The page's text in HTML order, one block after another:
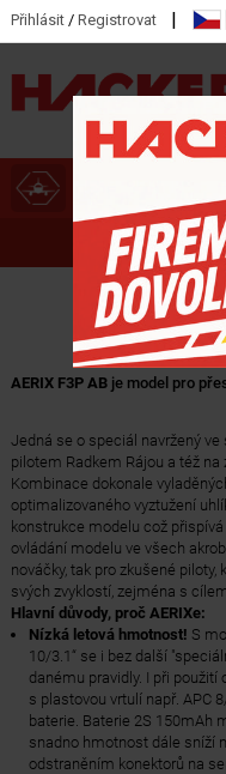
Přihlásit / Registrovat |
AERIX F3P ABje model pro
Jedná se o speciál navržený
pilotem Radkem Rájou a též
Kombinace dokonale
optimalizovaného vyztužení
konstrukce modelu což
ovládání modelu ve všech
nováčky, tak pro zkušené
svých zvyklostí, zejména s
Hlavní důvody, proč AERIXe:
Nízká letová hmotnost! S
10/3.1“ se i bez další
danému pravidly. I při
s plastovou vrtulí např. APC
baterie. Baterie 2S 150mAh
snadno hmotnost dále sníží
odstraněním konektorů na